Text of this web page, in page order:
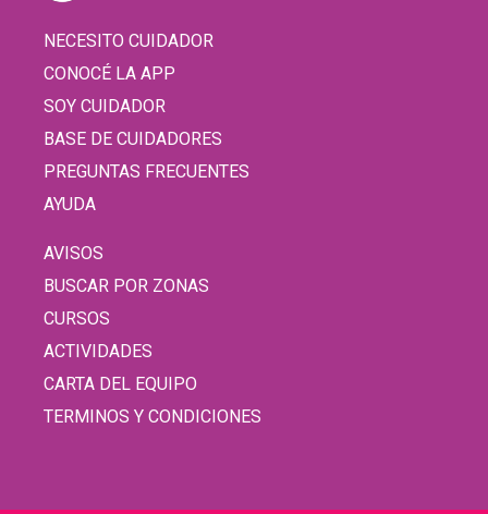
NECESITO CUIDADOR
CONOCÉ LA APP
SOY CUIDADOR
BASE DE CUIDADORES
PREGUNTAS FRECUENTES
AYUDA
AVISOS
BUSCAR POR ZONAS
CURSOS
ACTIVIDADES
CARTA DEL EQUIPO
TERMINOS Y CONDICIONES